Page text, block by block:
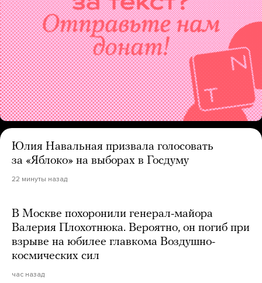
Юлия Навальная призвала голосовать
за «Яблоко» на выборах в Госдуму
22 минуты назад
В Москве похоронили генерал-майора
Валерия Плохотнюка. Вероятно, он погиб при
взрыве на юбилее главкома Воздушно-
космических сил
час назад